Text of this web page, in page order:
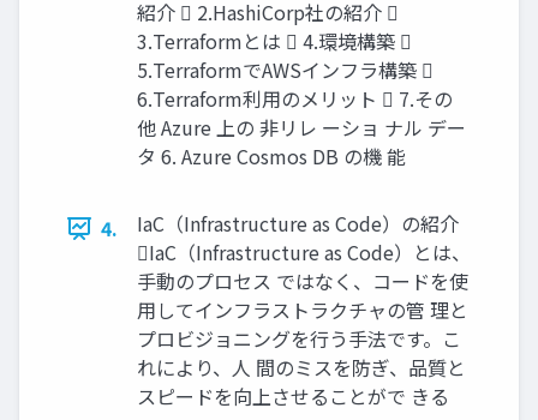
紹介  2.HashiCorp社の紹介 
3.Terraformとは  4.環境構築 
5.TerraformでAWSインフラ構築 
6.Terraform利用のメリット  7.その
他 Azure 上の 非リレ ーショ ナル デー
タ 6. Azure Cosmos DB の機 能
4.
IaC（Infrastructure as Code）の紹介
IaC（Infrastructure as Code）とは、
手動のプロセス ではなく、コードを使
用してインフラストラクチャの管 理と
プロビジョニングを行う手法です。こ
れにより、人 間のミスを防ぎ、品質と
スピードを向上させることがで きる